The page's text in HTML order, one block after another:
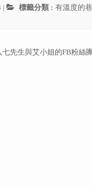
| 標籤分類 : 有溫度的
七先生與艾小姐的FB粉絲